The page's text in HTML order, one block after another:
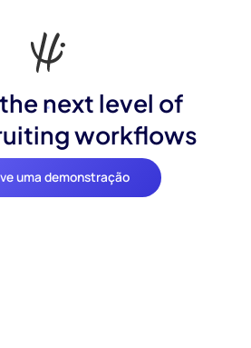
next level of
workflows
uma demonstração